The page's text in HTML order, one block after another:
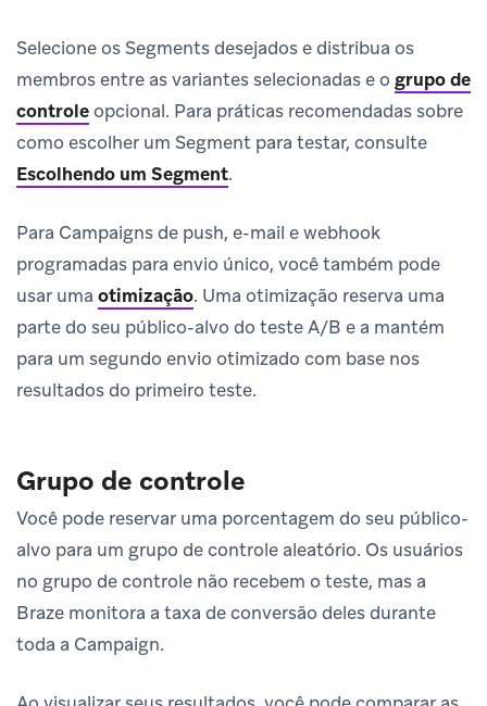
Selecione os Segments desejados e distribua os
membros entre as variantes selecionadas e o grupo de
controleopcional. Para práticas recomendadas sobre
como escolher um Segment para testar, consulte
Escolhendo um Segment.
Para Campaigns de push, e-mail e webhook
programadas para envio único, você também pode
usar uma otimização. Uma otimização reserva uma
parte do seu público-alvo do teste A/B e a mantém
para um segundo envio otimizado com base nos
resultados do primeiro teste.
Grupo de controle
Você pode reservar uma porcentagem do seu público-
alvo para um grupo de controle aleatório. Os usuários
no grupo de controle não recebem o teste, mas a
Braze monitora a taxa de conversão deles durante
toda a Campaign.